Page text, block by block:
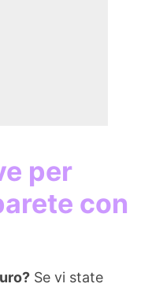
per
con
Se vi state